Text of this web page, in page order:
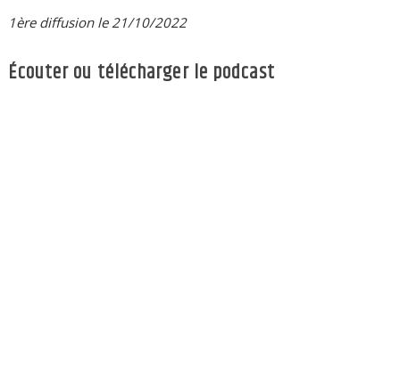
1ère diffusion le 21/10/2022
Écouter ou télécharger le podcast